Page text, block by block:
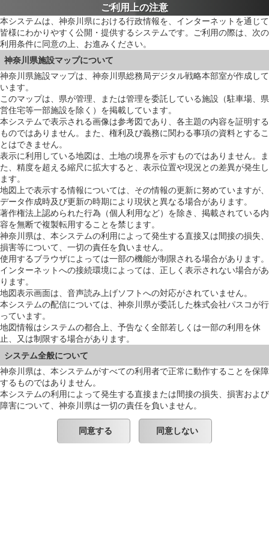
ご利用上の注意
本システムは、神奈川県における行政情報を、インターネットを通じて
皆様にわかりやすく公開・提供するシステムです。ご利用の際は、次の
利用条件に同意の上、お進みください。
神奈川県施設マップについて
神奈川県施設マップは、神奈川県総務局デジタル戦略本部室が作成して
います。
このマップは、県が管理、または管理を委託している施設（駐車場、県
営住宅等一部施設を除く）を掲載しています。
本システムで表示される画像は参考図であり、各主題の内容を証明する
ものではありません。また、権利及び義務に関わる事項の資料とするこ
とはできません。
表示に利用している地図は、土地の境界を示すものではありません。ま
た、精度を超える縮尺に拡大すると、表示位置や現況との差異が発生し
ます。
地図上で表示する情報については、その情報の更新に努めていますが、
データ作成時及び更新の時期により現状と異なる場合があります。
著作権法上認められた行為（個人利用など）を除き、掲載されている内
容を無断で複製転用することを禁じます。
神奈川県は、本システムの利用によって発生する直接又は間接の損失、
損害等について、一切の責任を負いません。
使用するブラウザによっては一部の機能が制限される場合があります。
インターネットへの接続環境によっては、正しく表示されない場合があ
ります。
地図表示画面は、音声読み上げソフトへの対応がされていません。
本システムの配信については、神奈川県が委託した株式会社パスコが行
っています。
地図情報はシステムの都合上、予告なく全部若しくは一部の利用を休
止、又は制限する場合があります。
システム全般について
神奈川県は、本システムがすべての利用者で正常に動作することを保障
するものではありません。
本システムの利用によって発生する直接または間接の損失、損害および
障害について、神奈川県は一切の責任を負いません。
同意する 同意しない